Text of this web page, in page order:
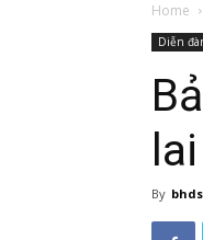
Home
Diễn
By bhds